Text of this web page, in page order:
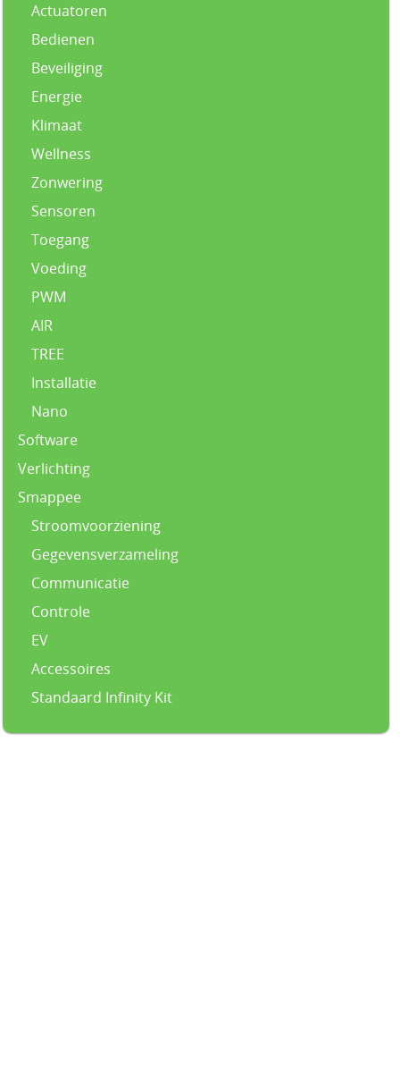
Actuatoren
Bedienen
Beveiliging
Energie
Klimaat
Wellness
Zonwering
Sensoren
Toegang
Voeding
PWM
AIR
TREE
Installatie
Nano
Software
Verlichting
Smappee
Stroomvoorziening
Gegevensverzameling
Communicatie
Controle
EV
Accessoires
Standaard Infinity Kit